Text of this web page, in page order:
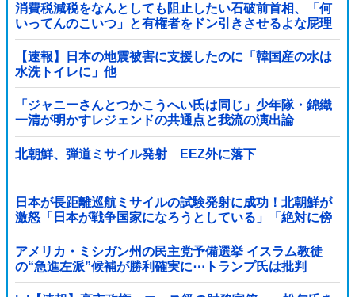
消費税減税をなんとしても阻止したい石破前首相、「何
いってんのこいつ」と有権者をドン引きさせるよな屁理
屈を……
【速報】日本の地震被害に支援したのに「韓国産の水は
水洗トイレに」他
「ジャニーさんとつかこうへい氏は同じ」少年隊・錦織
一清が明かすレジェンドの共通点と我流の演出論
北朝鮮、弾道ミサイル発射 EEZ外に落下
日本が長距離巡航ミサイルの試験発射に成功！北朝鮮が
激怒「日本が戦争国家になろうとしている」「絶対に傍
観しない、必ず後悔させる」
アメリカ・ミシガン州の民主党予備選挙 イスラム教徒
の“急進左派”候補が勝利確実に⋯トランプ氏は批判